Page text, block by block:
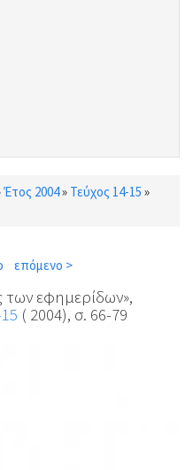
Έτος 2004» Τεύχος 14-15 »
επόμενο >
των εφημερίδων»,
( 2004), σ. 66-79